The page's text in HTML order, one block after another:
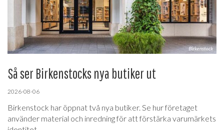
Så ser Birkenstocks nya butiker ut
2026-08-06
Birkenstock har öppnat två nya butiker. Se hur företaget
använder material och inredning för att förstärka varumärkets